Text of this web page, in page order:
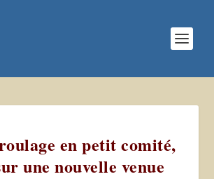
en petit comité,
une nouvelle venue